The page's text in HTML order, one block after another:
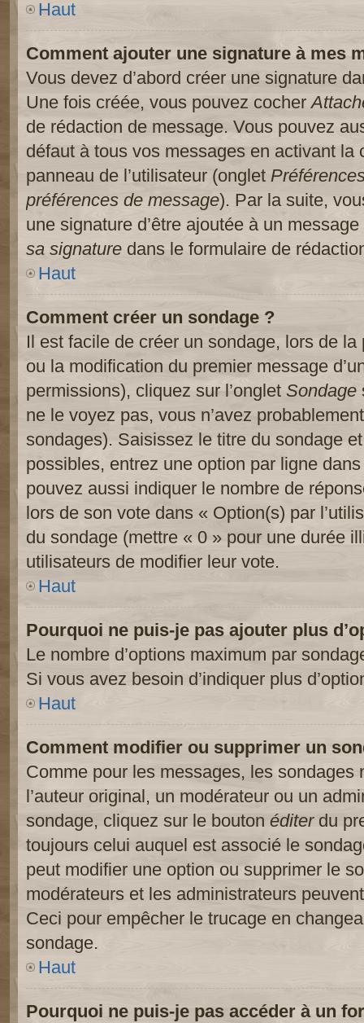
Haut
Comment ajouter une signature à mes
Vous devez d’abord créer une signature
Une fois créée, vous pouvez cocher
de rédaction de message. Vous pouvez
défaut à tous vos messages en activant la
panneau de l’utilisateur (onglet
préférences de message). Par la suite,
une signature d’être ajoutée à un
sa signature dans le formulaire de
Haut
Comment créer un sondage ?
Il est facile de créer un sondage, lors de la
ou la modification du premier message
permissions), cliquez sur l’onglet Sondage
ne le voyez pas, vous n’avez
sondages). Saisissez le titre du sondage
possibles, entrez une option par ligne
pouvez aussi indiquer le nombre de
lors de son vote dans « Option(s) par
du sondage (mettre « 0 » pour une durée
utilisateurs de modifier leur vote.
Haut
Pourquoi ne puis-je pas ajouter plus
Le nombre d’options maximum par
Si vous avez besoin d’indiquer plus
Haut
Comment modifier ou supprimer un
Comme pour les messages, les sondages
l’auteur original, un modérateur ou un
sondage, cliquez sur le bouton éditerdu
toujours celui auquel est associé le
peut modifier une option ou supprimer le
modérateurs et les administrateurs
Ceci pour empêcher le trucage en
sondage.
Haut
Pourquoi ne puis-je pas accéder à un